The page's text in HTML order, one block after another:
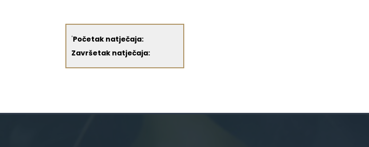
'Početak natječaja:
Završetak natječaja: